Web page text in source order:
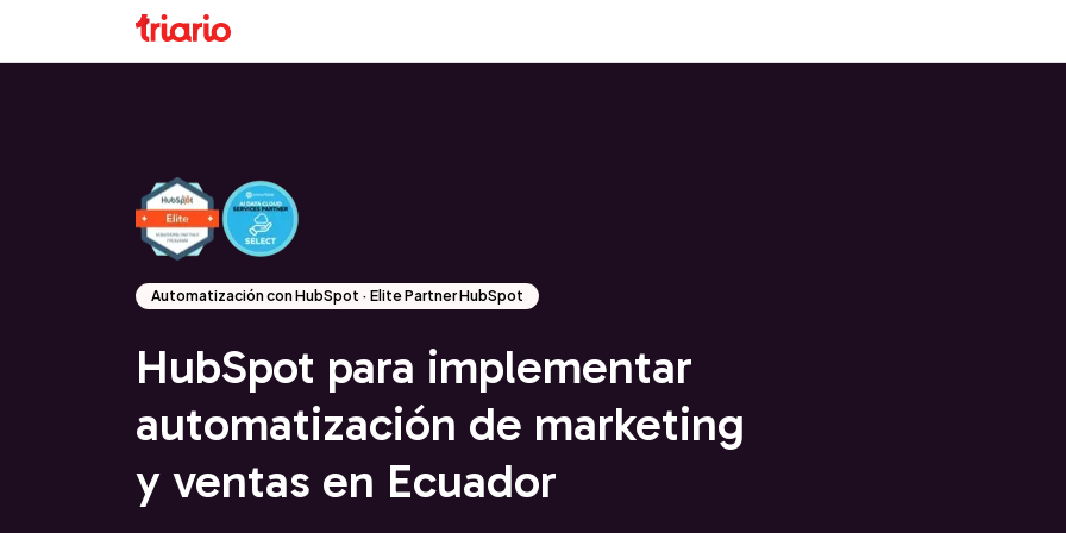
Automatización con HubSpot · Elite Partner HubSpot
HubSpot para implementar
automatización de marketing
y ventas en Ecuador